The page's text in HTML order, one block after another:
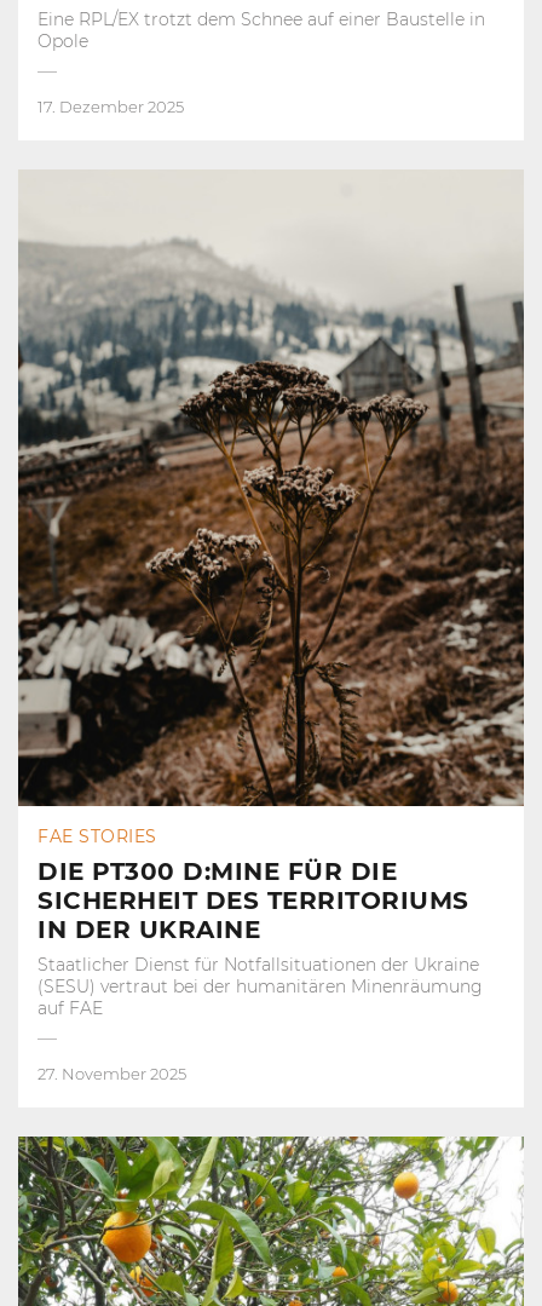
Eine RPL/EX trotzt dem Schnee auf einer Baustelle in
Opole
17. Dezember 2025
FAE STORIES
DIE PT300 D:MINE FÜR DIE
SICHERHEIT DES TERRITORIUMS
IN DER UKRAINE
Staatlicher Dienst für Notfallsituationen der Ukraine
(SESU) vertraut bei der humanitären Minenräumung
auf FAE
27. November 2025